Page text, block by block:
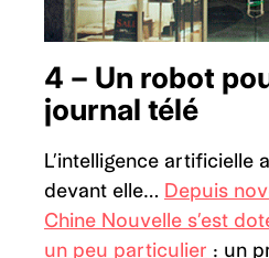
4 – Un robot
journal télé
L’intelligence artificielle
devant elle… Depuis
Chine Nouvelle s’est
un peu particulier : un